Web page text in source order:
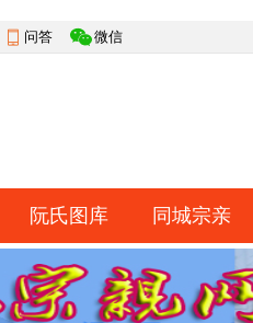
问答 微信
阮氏图库 同城宗亲
排行榜 导读